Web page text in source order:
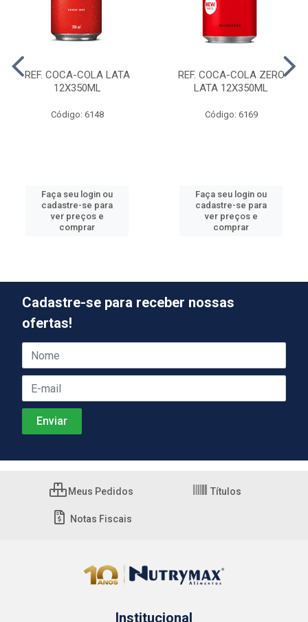
REF. COCA-COLA LATA
12X350ML
Código: 6148
Faça seu login ou
cadastre-se para
ver preços e
comprar
REF. COCA-COLA ZERO
LATA 12X350ML
Código: 6169
Faça seu login ou
cadastre-se para
ver preços e
comprar
Cadastre-se para receber nossas
ofertas!
Meus Pedidos Títulos
Notas Fiscais
Institucional